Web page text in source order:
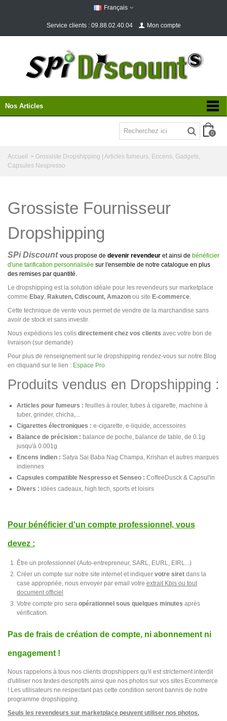
Français
Service clients : 09.88.02.40.04 Mon compte
Nos Articles
0
Accueil > Grossiste Dropshipping | Articles fumeurs, Encens, Gadgets,
Capsules Nespresso
Grossiste Fournisseur
Dropshipping
SPi Discount vous propose de devenir revendeur et ainsi de bénéficier
d'une tarification personnalisée sur l'ensemble de notre catalogue en plus
des remises par quantité.
Le dropshipping est la solution idéale pour les revendeurs sur marketplace
comme Ebay, Rakuten, Cdiscount, Amazon ou site E-commerce.
Cette technique de vente vous permet de vendre de la marchandise sans
avoir de stock et sans investir.
Nous expédions les colis directement chez vos clients avec votre bon de
livraison (sur demande)
Pour plus de renseignement sur le dropshipping rendez-vous sur notre Blog
en cliquand sur le lien : Espace Pro
Produits vendus en Dropshipping :
Articles pour fumeurs : feuilles à rouler, tubes à cigarette, machine à
tuber, grinder, chicha,...
Cigarettes électroniques : e-cigarette, e-liquide, accessoires
Balance de précision : balance de poche, balance de table, de 0.1g
jusqu'à 0.001g
Encens indien : Satya Sai Baba Nag Champa, Krishan et autres marques
indiennes
Capsules compatible Nespresso et Senseo : CoffeeDusck & Capsul'in
Divers : idées cadeaux, high tech, sports et loisirs
Pour bénéficier d'un compte professionnel, vous
devez :
Être un professionnel (Auto-entrepreneur, SARL, EURL, EIRL...)
Créer un compte sur notre site internet et indiquer votre siret dans la
case appropriée, nous envoyer par email votre extrait Kbis ou tout
document officiel
Votre compte pro sera opérationnel sous quelques minutes après
vérification.
Pas de frais de création de compte, ni abonnement ni
engagement !
Nous rappelons à tous nos clients dropshippers qu'il est strictement interdit
d'utiliser nos textes descriptifs ainsi que nos photos sur vos sites Ecommerce
! Les utilisateurs ne respectant pas cette condition seront bannis de notre
programme dropshipping.
Seuls les revendeurs sur marketplace peuvent utiliser nos photos.